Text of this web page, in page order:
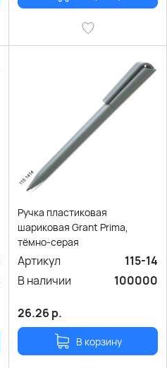
Ручка пластиковая
шариковая Grant Prima,
тёмно-серая
Артикул
115-14
В наличии
100000
26.26 р.
В корзину